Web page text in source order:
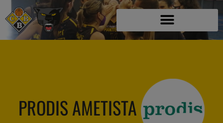
PRODIS AMETISTA